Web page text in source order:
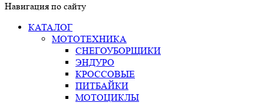
Навигация по сайту
КАТАЛОГ
МОТОТЕХНИКА
СНЕГОУБОРЩИКИ
ЭНДУРО
КРОССОВЫЕ
ПИТБАЙКИ
МОТОЦИКЛЫ